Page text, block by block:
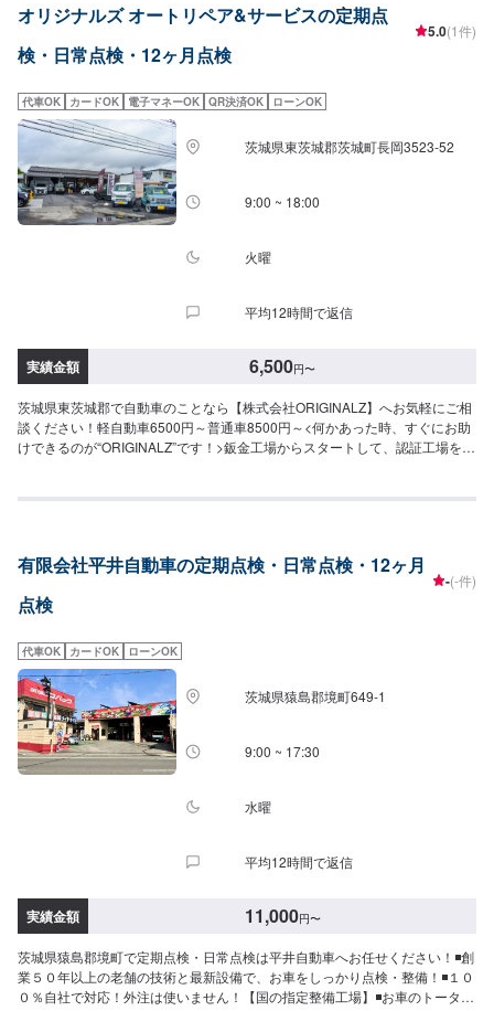
ご予算やご希望の時間に応じてプランをご提案！>★お安く済ませたい…★お
時間があまり取れない…などのご相談もお気軽にどうぞ！【1】オファーにて
お問い合わせ【2】お見積り【3】お見積りにご納得いただければ作業開始
となります。(要相談)納期は前後する場合がございます。予めご了承くださ
い。-----代車について-----代車をご用意しています。お車の作業中は代車をご
利用ください。※代車の燃料代はお客様にご負担いただいております。-----ご
来店時の注意、受付方法-----入庫の際はお気をつけてお越しください。駐車ス
ペースは事務所前の空いているスペースに駐車してください。受付はスタッ
フへ「メンテモで予約しました」とお伝えください。ご案内いたします。
【定休日・営業時間】定休日：年中無休（大型連休のみ休み）営業時間：
オリジナルズ オートリペア&サービスの定期点
検・日常点検・12ヶ月点検
5.0(1件)
代車OK カードOK 電子マネーOK QR決済OK ローンOK
茨城県東茨城郡茨城町長岡3523-52
9:00 ~ 18:00
火曜
平均12時間で返信
実績金額 6,500円〜
茨城県東茨城郡で自動車のことなら【株式会社ORIGINALZ】へお気軽にご相
談ください！軽自動車6500円～普通車8500円～<何かあった時、すぐにお助
けできるのが“ORIGINALZ”です！>鈑金工場からスタートして、認証工場を取
で全力で対応させていただきます。信頼と安心をお届けし、最後には笑顔に
エブリイやジムニーなどのカスタムなどにも力を入れ、工場での一貫作業と
して今までのノウハウを生かしております。当店はただ車を修理したり販売
するだけでなく、お客様に何かあった時にすぐに駆け付け、相談に乗り、対
ることが可能ですので、「車の身近な相談役」として、お困りの際はお気軽
にご相談ください。【1】オファーにてお問い合わせ【2】お見積り【3】お
見積りにご納得いただければ作業開始【4】仕上がり次第納車-----納期につい
て-----納期は通常一時間程度で納車となります。(要相談)納期は前後する場合
がございます。予めご了承ください。-----代車について-----代車をご用意して
います。お車の作業中は代車をご利用ください。※代車の燃料代はお客様にご
負担いただいております。-----ご来店時の注意、受付方法-----お客様をお待た
店時にはお客様用駐車場にお停めください。受付はスタッフへ「メンテモで
有限会社平井自動車の定期点検・日常点検・12ヶ月
点検
-(-件)
代車OK カードOK ローンOK
茨城県猿島郡境町649-1
9:00 ~ 17:30
水曜
平均12時間で返信
実績金額 11,000円〜
茨城県猿島郡境町で定期点検・日常点検は平井自動車へお任せください！◾創
業５０年以上の老舗の技術と最新設備で、お車をしっかり点検・整備！◾１０
０％自社で対応！外注は使いません！【国の指定整備工場】◾お車のトータル